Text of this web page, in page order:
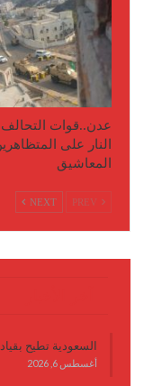
عدن..قوات
النار على
المعاشيق
NEXT
السعودية تطيح
أغسطس 6, 2026